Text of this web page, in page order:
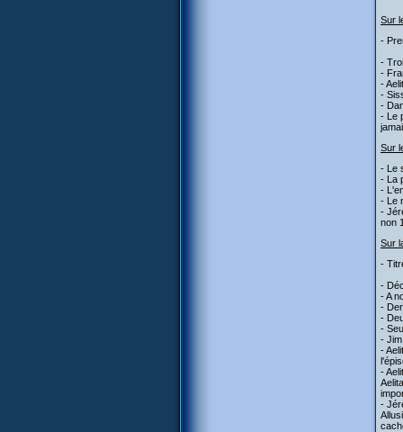
Sur
-
-
-
-
-
-
- Le
Sur
- Le
- La
-
- Le
-
non
Sur
-
-
- A
-
-
-
-
-
-
-